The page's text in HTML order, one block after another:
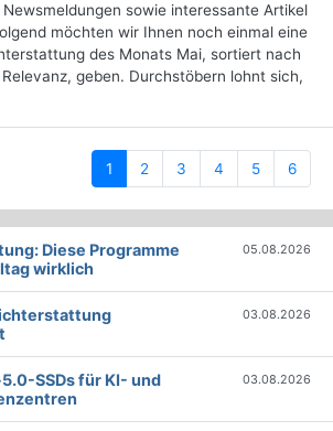
sowie interessante Artikel
möchten wir Ihnen noch einmal eine
des Monats Mai, sortiert nach
geben. Durchstöbern lohnt sich,
1 (current)
2 3 4 5 6
Diese Programme
wirklich
05.08.2026
03.08.2026
5.0-SSDs für KI- und
03.08.2026